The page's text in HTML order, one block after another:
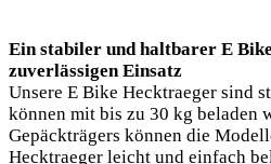
Ein stabiler und haltbarer E
zuverlässigen Einsatz
Unsere E Bike Hecktraeger sind
können mit bis zu 30 kg beladen
Gepäckträgers können die
Hecktraeger leicht und einfach